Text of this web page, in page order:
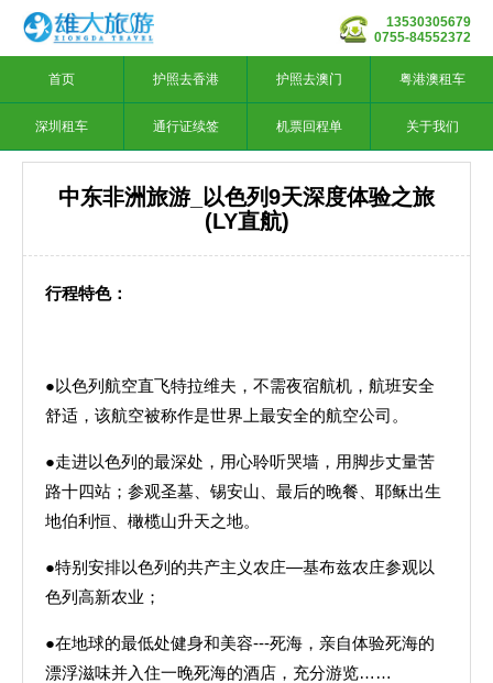
13530305679
0755-84552372
首页 护照去香港 护照去澳门 粤港澳租车
深圳租车 通行证续签 机票回程单 关于我们
中东非洲旅游_以色列9天深度体验之旅
(LY直航)
行程特色：
●以色列航空直飞特拉维夫，不需夜宿航机，航班安全
舒适，该航空被称作是世界上最安全的航空公司。
●走进以色列的最深处，用心聆听哭墙，用脚步丈量苦
路十四站；参观圣墓、锡安山、最后的晚餐、耶稣出生
地伯利恒、橄榄山升天之地。
●特别安排以色列的共产主义农庄—基布兹农庄参观以
色列高新农业；
●在地球的最低处健身和美容---死海，亲自体验死海的
漂浮滋味并入住一晚死海的酒店，充分游览……